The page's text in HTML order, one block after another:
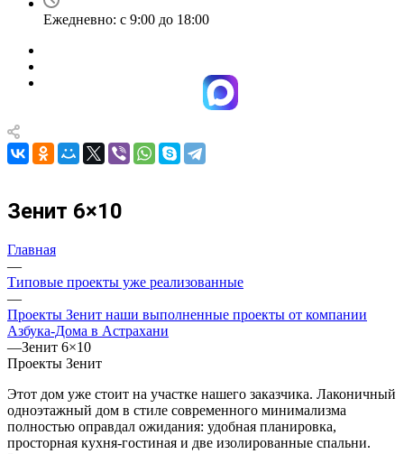
Ежедневно: с 9:00 до 18:00
Зенит 6×10
Главная
—
Типовые проекты уже реализованные
—
Проекты Зенит наши выполненные проекты от компании
Азбука-Дома в Астрахани
—Зенит 6×10
Проекты Зенит
Этот дом уже стоит на участке нашего заказчика. Лаконичный
одноэтажный дом в стиле современного минимализма
полностью оправдал ожидания: удобная планировка,
просторная кухня-гостиная и две изолированные спальни.